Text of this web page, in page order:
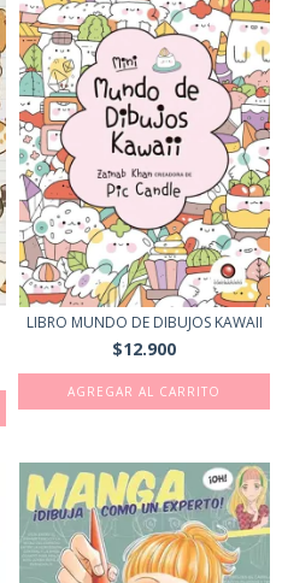
LIBRO MUNDO DE DIBUJOS KAWAII
$12.900